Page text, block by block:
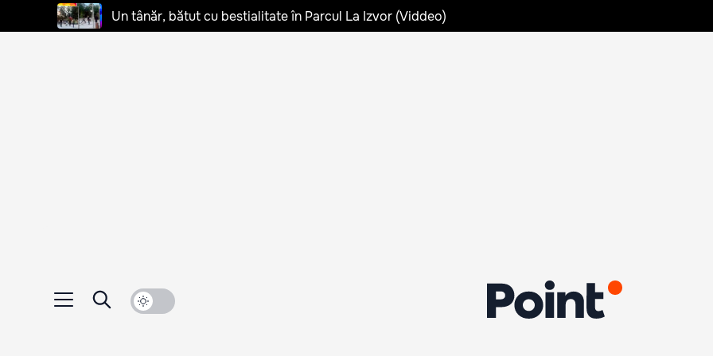
Un tânăr, bătut cu bestialitate în Parcul La Izvor (Viddeo)